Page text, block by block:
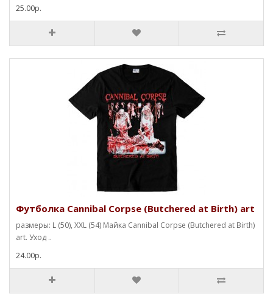
25.00р.
Футболка Cannibal Corpse (Butchered at Birth) art
размеры: L (50), XXL (54) Майка Cannibal Corpse (Butchered at Birth)
art. Уход ..
24.00р.